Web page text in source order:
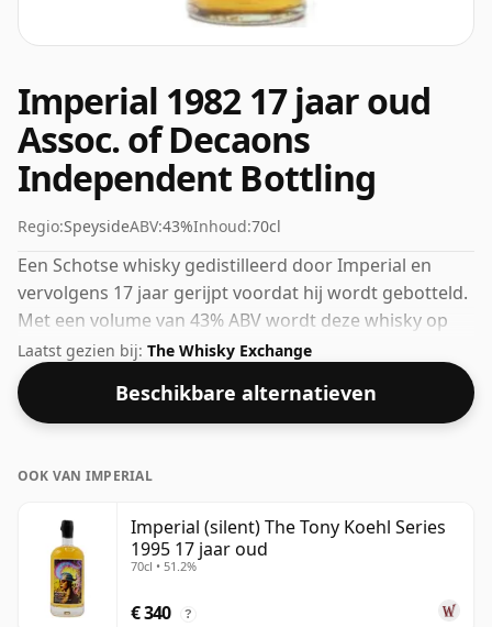
Imperial 1982 17 jaar oud
Assoc. of Decaons
Independent Bottling
Regio:SpeysideABV:43%Inhoud:70cl
Een Schotse whisky gedistilleerd door Imperial en
vervolgens 17 jaar gerijpt voordat hij wordt gebotteld.
Met een volume van 43% ABV wordt deze whisky op
een optimale drinksterkte gebotteld. Puur of met een
druppel water genoten.
Laatst gezien bij: The Whisky Exchange
Beschikbare alternatieven
OOK VAN IMPERIAL
Imperial (silent) The Tony Koehl Series
1995 17 jaar oud
70cl • 51.2%
€ 340 ?